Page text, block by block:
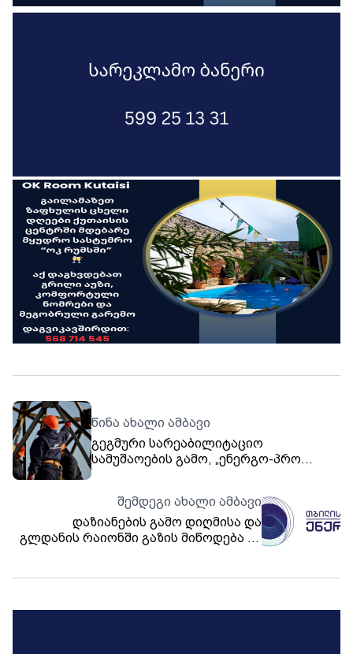
წინა ახალი ამბავი
გეგმური სარეაბილიტაციო
სამუშაოების გამო, „ენერგო-პრო
შეეზღუდება
შემდეგი ახალი ამბავი
დაზიანების გამო დიღმისა და
გლდანის რაიონში გაზის მიწოდება 16